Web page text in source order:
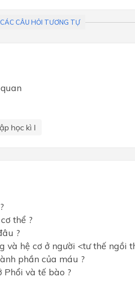
CÁC CÂU HỎI TƯƠNG TỰ
học kì I
thể ?
?
và hệ cơ ở người <tư thế ngồi
phần của máu ?
Phổi và tế bào ?